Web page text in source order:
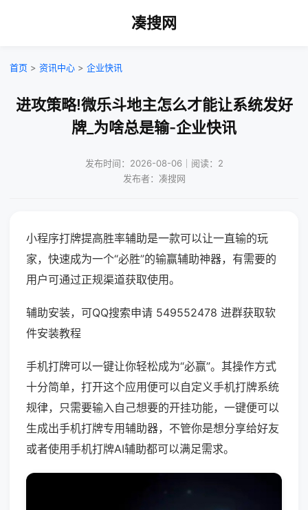
凑搜网
首页 > 资讯中心 > 企业快讯
进攻策略!微乐斗地主怎么才能让系统发好
牌_为啥总是输-企业快讯
发布时间：2026-08-06｜阅读：2
发布者：凑搜网
小程序打牌提高胜率辅助是一款可以让一直输的玩
家，快速成为一个“必胜”的输赢辅助神器，有需要的
用户可通过正规渠道获取使用。
辅助安装，可QQ搜索申请 549552478 进群获取软
件安装教程
手机打牌可以一键让你轻松成为“必赢”。其操作方式
十分简单，打开这个应用便可以自定义手机打牌系统
规律，只需要输入自己想要的开挂功能，一键便可以
生成出手机打牌专用辅助器，不管你是想分享给好友
或者使用手机打牌AI辅助都可以满足需求。